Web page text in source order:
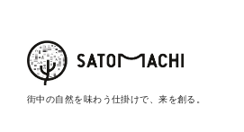
街中の自然を味わう仕掛けで、来を創る。